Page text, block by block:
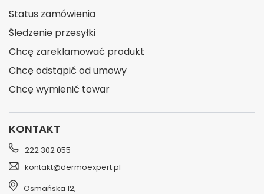
Status zamówienia
Śledzenie przesyłki
Chcę zareklamować produkt
Chcę odstąpić od umowy
Chcę wymienić towar
KONTAKT
222 302 055
kontakt@dermoexpert.pl
Osmańska 12,